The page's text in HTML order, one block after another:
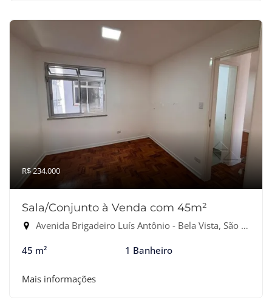
R$ 234.000
Sala/Conjunto à Venda com 45m²
Avenida Brigadeiro Luís Antônio - Bela Vista, São Paulo-SP
45 m² 1 Banheiro
Mais informações